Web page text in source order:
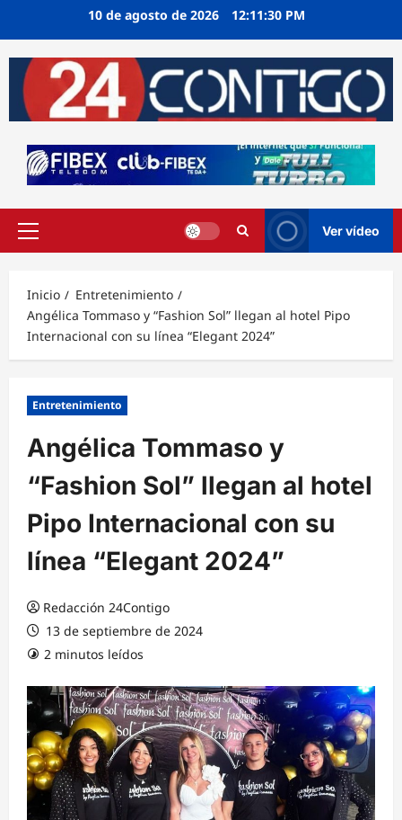
10 de agosto de 2026 12:11:30 PM
Menú
Ver vídeo
Inicio
Entretenimiento
Angélica Tommaso y “Fashion Sol” llegan al hotel Pipo
Internacional con su línea “Elegant 2024”
Entretenimiento
Angélica Tommaso y
“Fashion Sol” llegan al hotel
Pipo Internacional con su
línea “Elegant 2024”
Redacción 24Contigo
13 de septiembre de 2024
2 minutos leídos